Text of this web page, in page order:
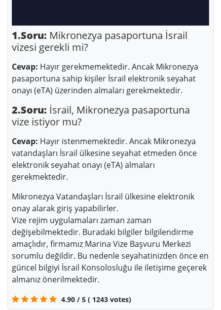
1.Soru: Mikronezya pasaportuna İsrail
vizesi gerekli mi?
Cevap: Hayır gerekmemektedir. Ancak Mikronezya
pasaportuna sahip kişiler İsrail elektronik seyahat
onayı (eTA) üzerinden almaları gerekmektedir.
2.Soru: İsrail, Mikronezya pasaportuna
vize istiyor mu?
Cevap: Hayır istenmemektedir. Ancak Mikronezya
vatandaşları İsrail ülkesine seyahat etmeden önce
elektronik seyahat onayı (eTA) almaları
gerekmektedir.
Mikronezya Vatandaşları İsrail ülkesine elektronik
onay alarak giriş yapabilirler.
Vize rejim uygulamaları zaman zaman
değişebilmektedir. Buradaki bilgiler bilgilendirme
amaçlıdır, firmamız Marina Vize Başvuru Merkezi
sorumlu değildir. Bu nedenle seyahatinizden önce en
güncel bilgiyi İsrail Konsolosluğu ile iletişime geçerek
almanız önerilmektedir.
4.90 / 5 ( 1243 votes)